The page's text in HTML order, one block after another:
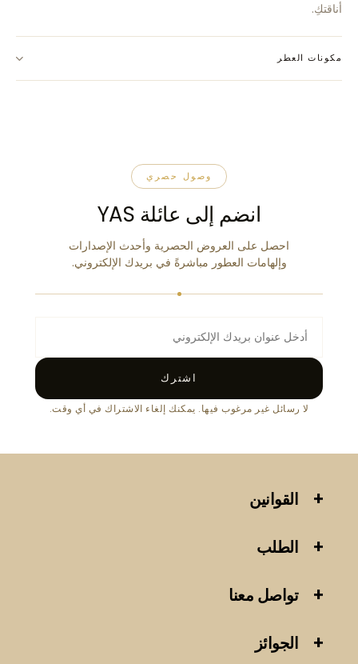
أناقتكِ.
مكونات العطر
وصول حصري
انضم إلى عائلة YAS
احصل على العروض الحصرية وأحدث الإصدارات
وإلهامات العطور مباشرةً في بريدك الإلكتروني.
اشترك
لا رسائل غير مرغوب فيها. يمكنك إلغاء الاشتراك في أي وقت.
القوانين
الطلب
تواصل معنا
الجوائز